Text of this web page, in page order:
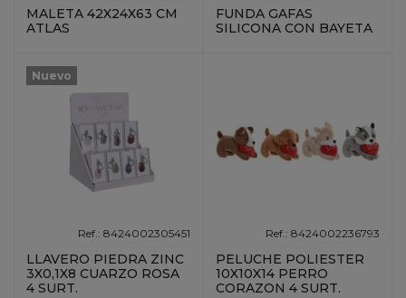
MALETA 42X24X63 CM
ATLAS
FUNDA GAFAS
SILICONA CON BAYETA
Nuevo
Ref.: 8424002305451
LLAVERO PIEDRA ZINC
3X0,1X8 CUARZO ROSA
4 SURT.
Ref.: 8424002236793
PELUCHE POLIESTER
10X10X14 PERRO
CORAZON 4 SURT.